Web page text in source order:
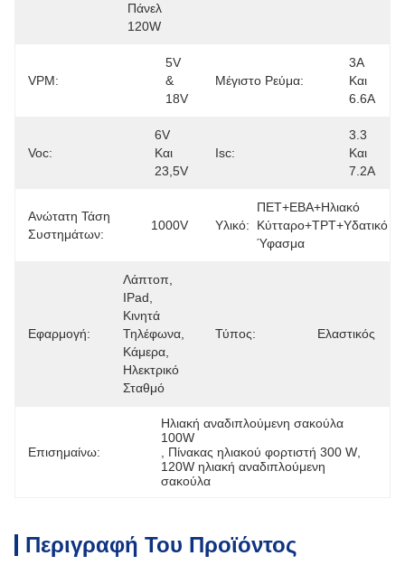
Πάνελ
120W
VPM:
5V
&
18V
Μέγιστο Ρεύμα:
3Α
Και
6.6Α
Voc:
6V
Και
23,5V
Isc:
3.3
Και
7.2Α
Ανώτατη Τάση
Συστημάτων:
1000V Υλικό:
ΠΕΤ+ΕΒΑ+Ηλιακό
Κύτταρο+ΤΡΤ+υδατικό
Ύφασμα
Εφαρμογή:
Λάπτοπ,
IPad,
Κινητά
Τηλέφωνα,
Κάμερα,
Ηλεκτρικό
Σταθμό
Τύπος: Ελαστικός
Επισημαίνω:
Ηλιακή αναδιπλούμενη σακούλα
100W
Πίνακας ηλιακού φορτιστή 300 W
120W ηλιακή αναδιπλούμενη
σακούλα
Περιγραφή Του Προϊόντος